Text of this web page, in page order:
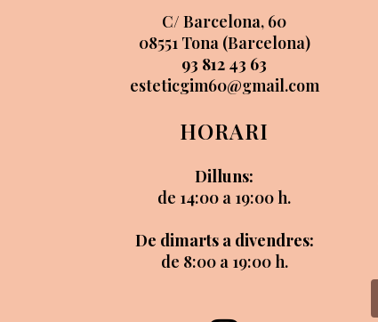
C/ Barcelona, 60
08551 Tona (Barcelona)
93 812 43 63
esteticgim60@gmail.com
HORARI
Dilluns:
de 14:00 a 19:00 h.
De dimarts a divendres:
de 8:00 a 19:00 h.